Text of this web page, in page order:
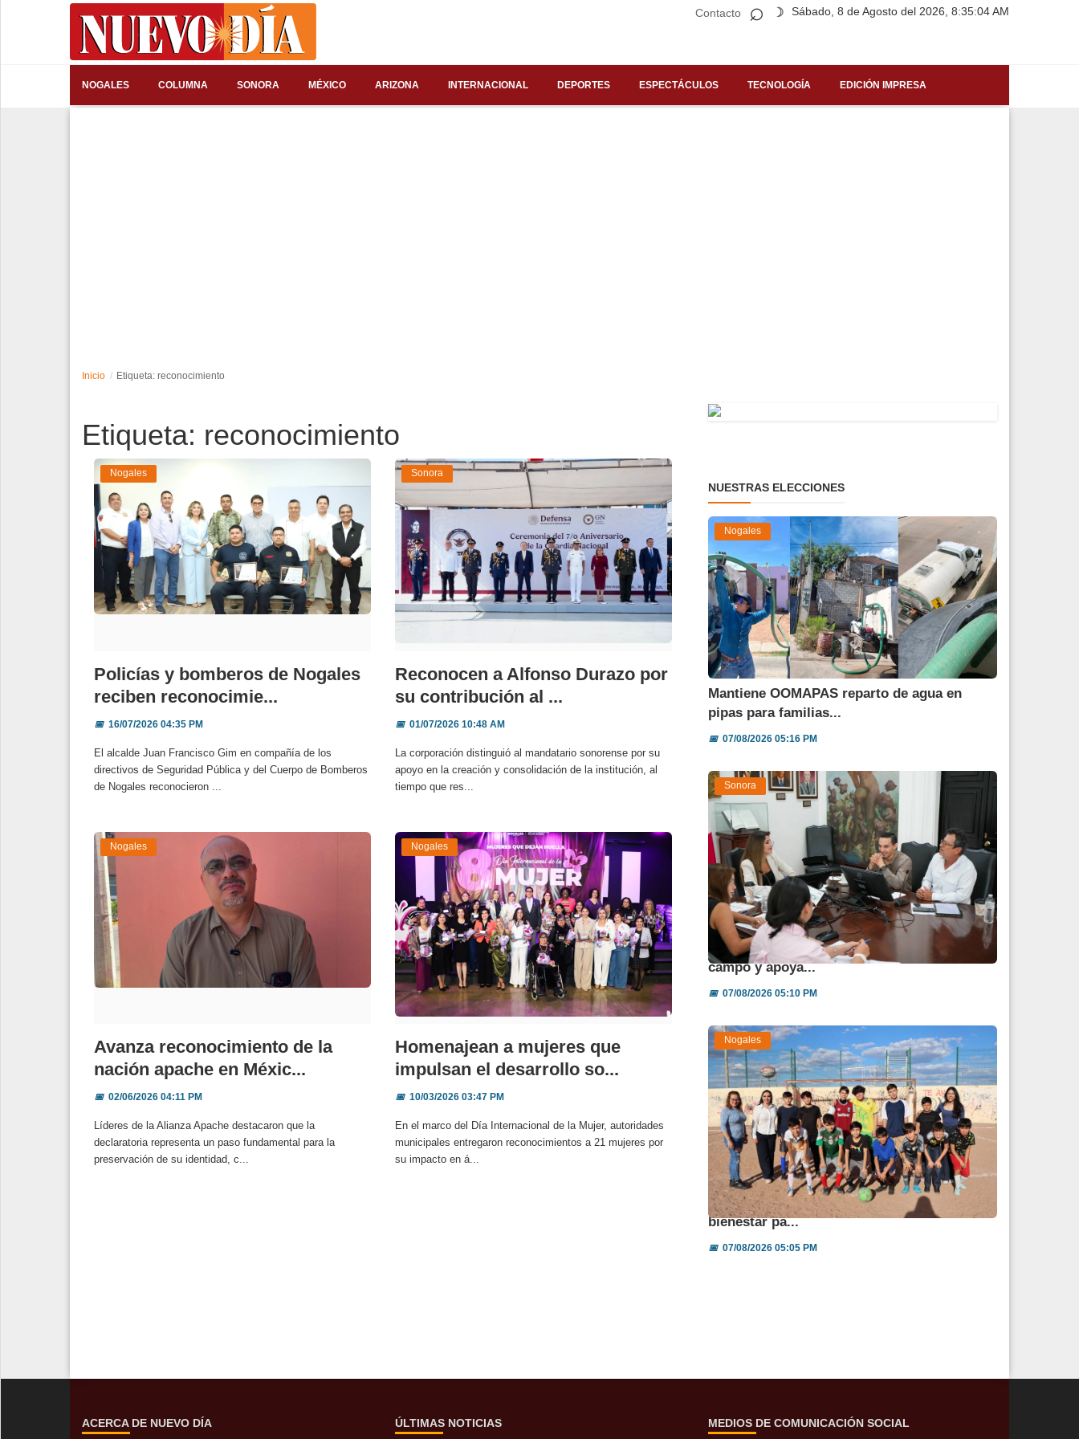
Contacto Sábado, 8 de Agosto del 2026, 8:35:04 AM
⌕ ☽
NOGALES COLUMNA SONORA MÉXICO ARIZONA INTERNACIONAL DEPORTES ESPECTÁCULOS TECNOLOGÍA EDICIÓN IMPRESA
Edición Impresa
Inicio Etiqueta: reconocimiento
Etiqueta: reconocimiento
Nogales
Policías y bomberos de Nogales
reciben reconocimie...
📅16/07/2026 04:35 PM
El alcalde Juan Francisco Gim en compañía de los
directivos de Seguridad Pública y del Cuerpo de Bomberos
de Nogales reconocieron ...
Sonora
Reconocen a Alfonso Durazo por
su contribución al ...
📅01/07/2026 10:48 AM
La corporación distinguió al mandatario sonorense por su
apoyo en la creación y consolidación de la institución, al
tiempo que res...
Nogales
Avanza reconocimiento de la
nación apache en Méxic...
📅02/06/2026 04:11 PM
Líderes de la Alianza Apache destacaron que la
declaratoria representa un paso fundamental para la
preservación de su identidad, c...
Nogales
Homenajean a mujeres que
impulsan el desarrollo so...
📅10/03/2026 03:47 PM
En el marco del Día Internacional de la Mujer, autoridades
municipales entregaron reconocimientos a 21 mujeres por
su impacto en á...
NUESTRAS ELECCIONES
Nogales
Mantiene OOMAPAS reparto de agua en
pipas para familias...
📅07/08/2026 05:16 PM
Sonora
Destina Sonora 850 mdp para fortalecer al
campo y apoya...
📅07/08/2026 05:10 PM
Nogales
Angélica Burgos impulsa jornada de salud y
bienestar pa...
📅07/08/2026 05:05 PM
ACERCA DE NUEVO DÍA ÚLTIMAS NOTICIAS MEDIOS DE COMUNICACIÓN SOCIAL